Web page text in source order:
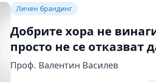
Личен брандинг
Добрите хора не
просто не се отказват
Проф. Валентин Василев